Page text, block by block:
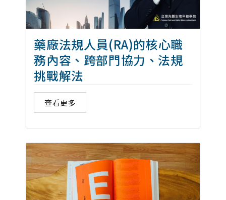
藥廠法規人員(RA)的核心職
務內容、跨部門協力、法規
挑戰解法
查看更多